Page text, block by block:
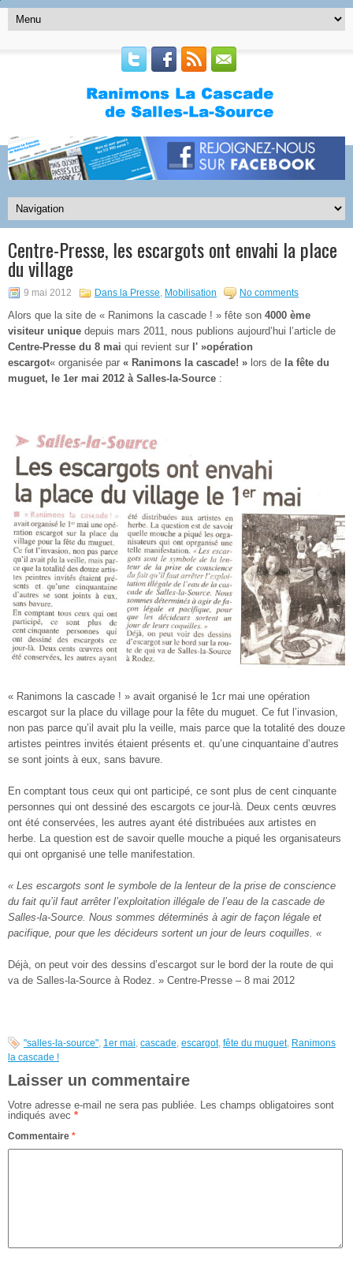
Centre-Presse, les escargots ont envahi la place
du village
9 mai 2012 Dans la Presse, Mobilisation No comments
Alors que la site de « Ranimons la cascade ! » fête son 4000 ème
visiteur unique depuis mars 2011, nous publions aujourd’hui l’article de
Centre-Presse du 8 mai qui revient sur l' »opération
escargot« organisée par « Ranimons la cascade! » lors de la fête du
muguet, le 1er mai 2012 à Salles-la-Source :
« Ranimons la cascade ! » avait organisé le 1cr mai une opé­ration
escargot sur la place du village pour la fête du muguet. Ce fut l’invasion,
non pas parce qu’il avait plu la veille, mais par­ce que la totalité des douze
artis­tes peintres invités étaient pré­sents et. qu’une cinquantaine d’autres
se sont joints à eux, sans bavure.
En comptant tous ceux qui ont participé, ce sont plus de cent cinquante
personnes qui ont dessiné des escargots ce jour-là. Deux cents œuvres
ont été conservées, les autres ayant été distribuées aux artistes en
herbe. La question est de savoir quelle mouche a piqué les orga­nisateurs
qui ont oprganisé une telle manifestation.
« Les escar­gots sont le symbole de la len­teur de la prise de conscience
du fait qu’il faut arrêter l’exploitation illégale de l’eau de la cas­cade de
Salles-la-Source. Nous sommes déterminés à agir de fa­çon légale et
pacifique, pour que les décideurs sortent un jour de leurs coquilles. «
Déjà, on peut voir des dessins d’escargot sur le bord der la rou­te de qui
va de Salles-la-Source à Rodez. » Centre-Presse – 8 mai 2012
"salles-la-source" 1er mai cascade escargot, fête du muguet, Ranimons
la cascade !
Laisser un commentaire
Votre adresse e-mail ne sera pas publiée. Les champs obligatoires sont
indiqués avec *
Commentaire *